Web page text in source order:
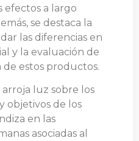
efectos a largo
se destaca la
las diferencias en
y la evaluación de
de estos productos.
luz sobre los
objetivos de los
en las
asociadas al